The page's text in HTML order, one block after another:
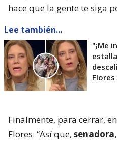
hace que la gente te siga
Lee también...
"¡Me
Flores
Finalmente, para cerrar,
Flores: “Así que,